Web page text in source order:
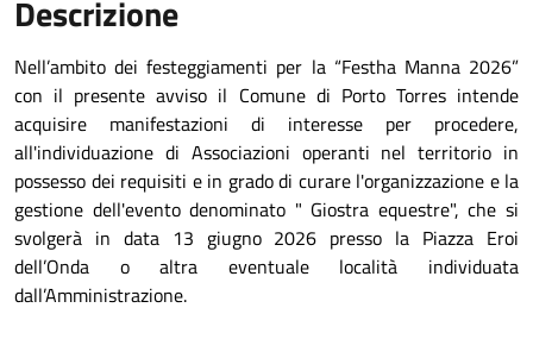
Descrizione
Nell’ambito dei festeggiamenti per la “Festha Manna 2026”
con il presente avviso il Comune di Porto Torres intende
acquisire manifestazioni di interesse per procedere,
all'individuazione di Associazioni operanti nel territorio in
possesso dei requisiti e in grado di curare l'organizzazione e la
gestione dell'evento denominato " Giostra equestre", che si
svolgerà in data 13 giugno2026 presso la Piazza Eroi
dell’Onda o altra eventuale località individuata
dall’Amministrazione.